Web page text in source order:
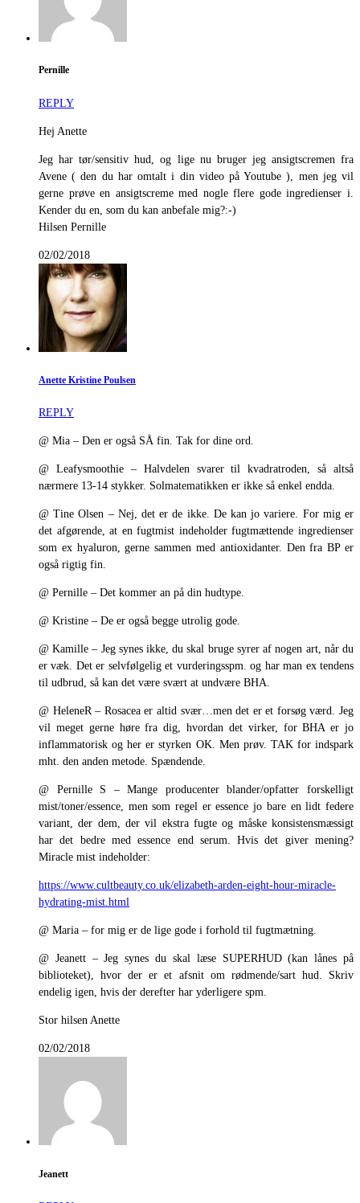
Pernille
REPLY
Hej Anette
Jeg har tør/sensitiv hud, og lige nu bruger jeg ansigtscremen fra
Avene ( den du har omtalt i din video på Youtube ), men jeg vil
gerne prøve en ansigtscreme med nogle flere gode ingredienser i.
Kender du en, som du kan anbefale mig?:-)
Hilsen Pernille
02/02/2018
Anette Kristine Poulsen
REPLY
@ Mia – Den er også SÅ fin. Tak for dine ord.
@ Leafysmoothie – Halvdelen svarer til kvadratroden, så altså
nærmere 13-14 stykker. Solmatematikken er ikke så enkel endda.
@ Tine Olsen – Nej, det er de ikke. De kan jo variere. For mig er
det afgørende, at en fugtmist indeholder fugtmættende ingredienser
som ex hyaluron, gerne sammen med antioxidanter. Den fra BP er
også rigtig fin.
@ Pernille – Det kommer an på din hudtype.
@ Kristine – De er også begge utrolig gode.
@ Kamille – Jeg synes ikke, du skal bruge syrer af nogen art, når du
er væk. Det er selvfølgelig et vurderingsspm. og har man ex tendens
til udbrud, så kan det være svært at undvære BHA.
@ HeleneR – Rosacea er altid svær…men det er et forsøg værd. Jeg
vil meget gerne høre fra dig, hvordan det virker, for BHA er jo
inflammatorisk og her er styrken OK. Men prøv. TAK for indspark
mht. den anden metode. Spændende.
@ Pernille S – Mange producenter blander/opfatter forskelligt
mist/toner/essence, men som regel er essence jo bare en lidt federe
variant, der dem, der vil ekstra fugte og måske konsistensmæssigt
har det bedre med essence end serum. Hvis det giver mening?
Miracle mist indeholder:
https://www.cultbeauty.co.uk/elizabeth-arden-eight-hour-miracle-
hydrating-mist.html
@ Maria – for mig er de lige gode i forhold til fugtmætning.
@ Jeanett – Jeg synes du skal læse SUPERHUD (kan lånes på
biblioteket), hvor der er et afsnit om rødmende/sart hud. Skriv
endelig igen, hvis der derefter har yderligere spm.
Stor hilsen Anette
02/02/2018
Jeanett